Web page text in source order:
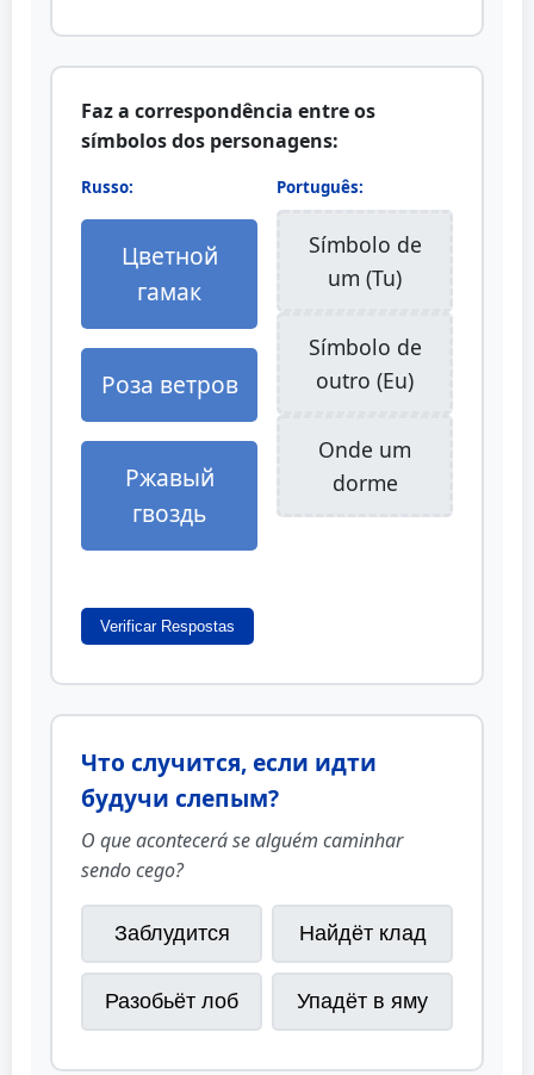
Faz a correspondência entre os
símbolos dos personagens:
Russo:
Цветной
гамак
Роза ветров
Ржавый
гвоздь
Português:
Símbolo de
um (Tu)
Símbolo de
outro (Eu)
Onde um
dorme
Verificar Respostas
Что случится, если идти
будучи слепым?
O que acontecerá se alguém caminhar
sendo cego?
Заблудится Найдёт клад
Разобьёт лоб Упадёт в яму